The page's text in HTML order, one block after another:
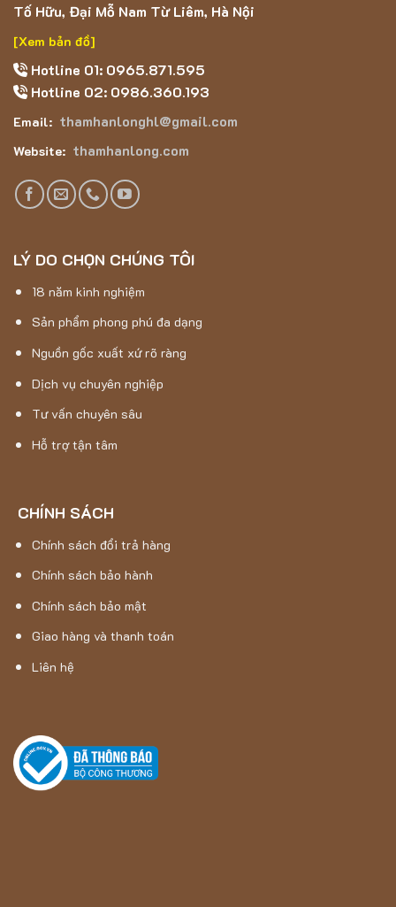
Tố Hữu, Đại Mỗ Nam Từ Liêm, Hà Nội
[Xem bản đồ]
Hotline 01: 0965.871.595
Hotline 02: 0986.360.193
Email: thamhanlonghl@gmail.com
Website: thamhanlong.com
LÝ DO CHỌN CHÚNG TÔI
18 năm kinh nghiệm
Sản phẩm phong phú đa dạng
Nguồn gốc xuất xứ rõ ràng
Dịch vụ chuyên nghiệp
Tư vấn chuyên sâu
Hỗ trợ tận tâm
CHÍNH SÁCH
Chính sách đổi trả hàng
Chính sách bảo hành
Chính sách bảo mật
Giao hàng và thanh toán
Liên hệ